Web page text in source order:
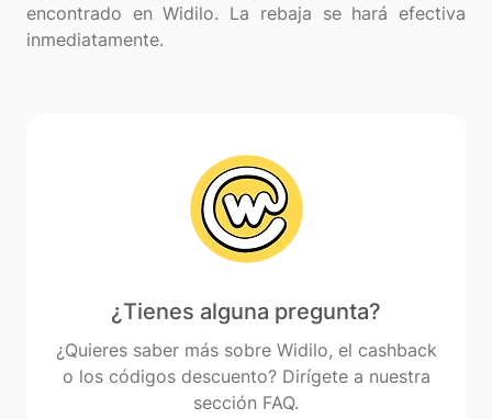
encontrado en Widilo. La rebaja se hará efectiva
inmediatamente.
¿Tienes alguna pregunta?
¿Quieres saber más sobre Widilo, el cashback
o los códigos descuento? Dirígete a nuestra
sección FAQ.